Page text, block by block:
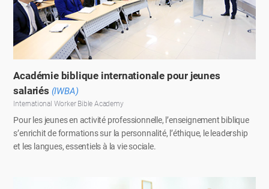
Académie biblique internationale pour jeunes
salariés (IWBA)
International Worker Bible Academy
Pour les jeunes en activité professionnelle, l’enseignement biblique
s’enrichit de formations sur la personnalité, l’éthique, le leadership
et les langues, essentiels à la vie sociale.